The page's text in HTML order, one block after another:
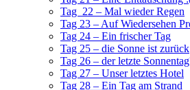
Tag 22 – Mal wieder Regen
Tag 23 – Auf Wiedersehen
Tag 24 – Ein frischer Tag
Tag 25 – die Sonne ist zurück
Tag 26 – der letzte
Tag 27 – Unser letztes Hotel
Tag 28 – Ein Tag am Strand